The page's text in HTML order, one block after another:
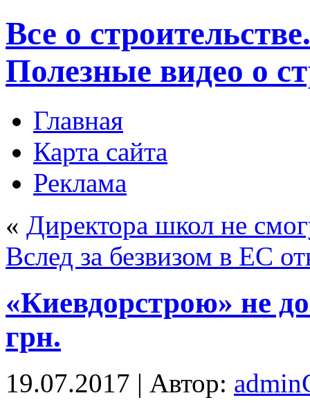
Все о
Полезные видео о
Главная
Карта сайта
Реклама
« Директора школ не
Вслед за безвизом в ЕС
«Киевдорстрою» не
грн.
19.07.2017 | Автор: